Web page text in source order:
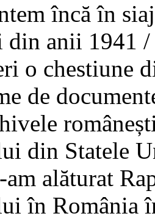
încă în
din anii 1941
o chestiune
de
din Statele
am alăturat
în România